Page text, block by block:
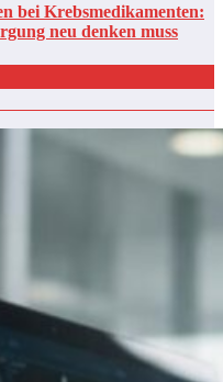
bei Krebsmedikamenten:
neu denken muss